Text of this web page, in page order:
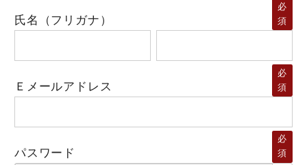
氏名（フリガナ）
必
須
Ｅメールアドレス
必
須
パスワード
必
須